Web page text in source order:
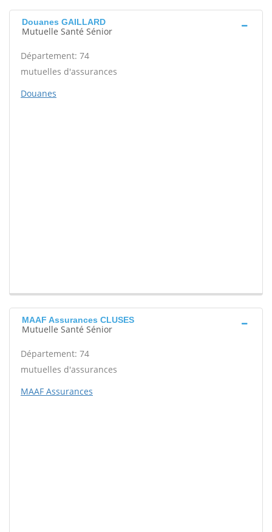
Douanes GAILLARD
Mutuelle Santé Sénior
Département: 74
mutuelles d'assurances
Douanes
MAAF Assurances CLUSES
Mutuelle Santé Sénior
Département: 74
mutuelles d'assurances
MAAF Assurances